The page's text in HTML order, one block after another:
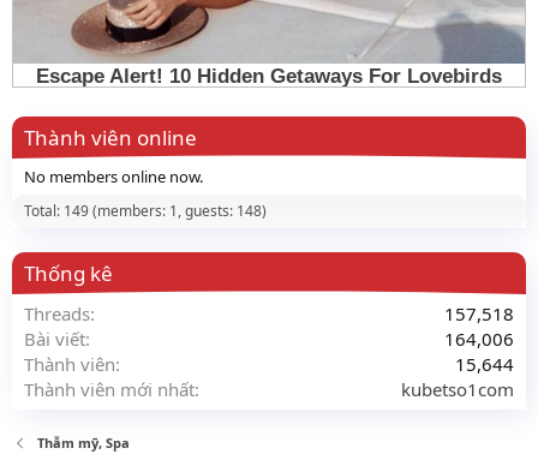
Thành viên online
No members online now.
Total: 149 (members: 1, guests: 148)
Thống kê
Threads
157,518
Bài viết
164,006
Thành viên
15,644
Thành viên mới nhất
kubetso1com
Thẫm mỹ, Spa